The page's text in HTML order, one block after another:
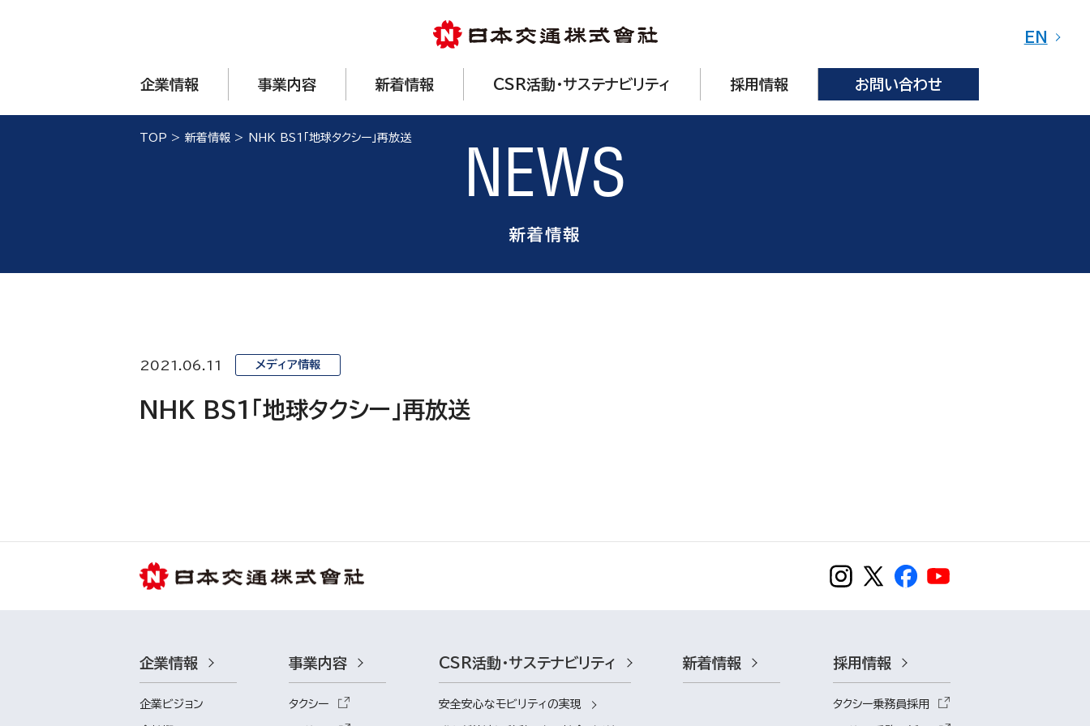
EN
企業情報 事業内容 新着情報 CSR活動・サステナビリティ 採用情報 お問い合わせ
TOP > 新着情報 > NHK BS1「地球タクシー」再放送
NEWS
新着情報
2021.06.11 メディア情報
NHK BS1「地球タクシー」再放送
企業情報
企業ビジョン
事業内容
タクシー
CSR活動・サステナビリティ
安全安心なモビリティの実現
新着情報 採用情報
タクシー乗務員採用